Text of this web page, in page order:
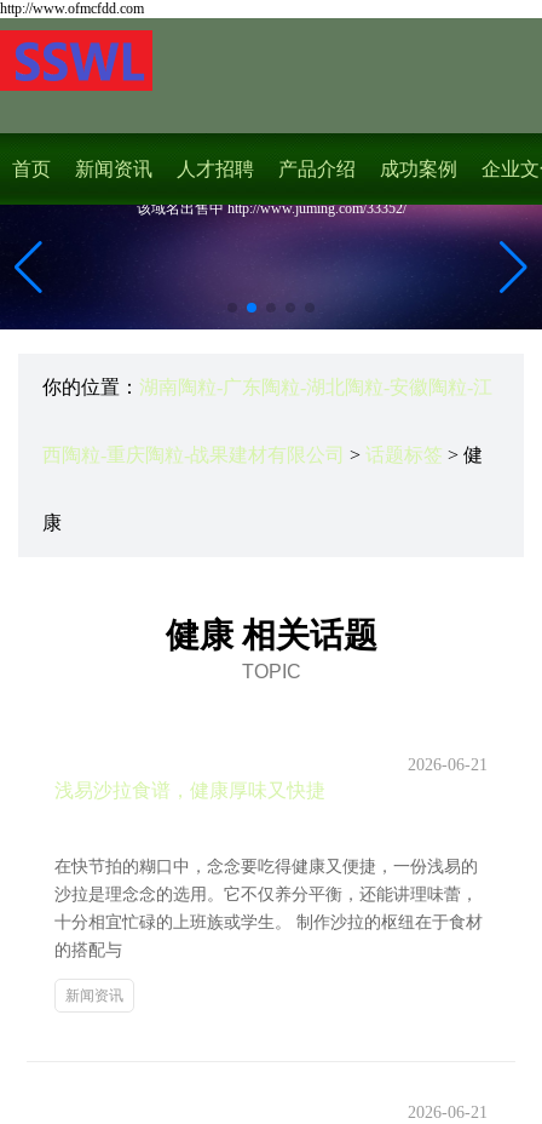
http://www.ofmcfdd.com
首页 新闻资讯 人才招聘 产品介绍 成功案例 企业
该域名出售中 http://www.juming.com/33352/
你的位置： 湖南陶粒-广东陶粒-湖北陶粒-安徽陶粒-江
西陶粒-重庆陶粒-战果建材有限公司 > 话题标签 > 健
康
健康 相关话题
TOPIC
浅易沙拉食谱，健康厚味又快捷
2026-06-21
在快节拍的糊口中，念念要吃得健康又便捷，一份浅易的
沙拉是理念念的选用。它不仅养分平衡，还能讲理味蕾，
十分相宜忙碌的上班族或学生。 制作沙拉的枢纽在于食材
的搭配与
新闻资讯
2026-06-21